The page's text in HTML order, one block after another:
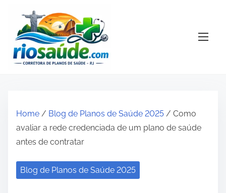
Home / Blog de Planos de Saúde 2025 / Como
avaliar a rede credenciada de um plano de saúde
antes de contratar
Blog de Planos de Saúde 2025